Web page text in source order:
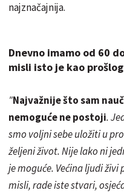
najznačajnija.
Dnevno imamo od 60
misli isto je kao
"Najvažnije što sam
nemoguće ne postoji.
smo voljni sebe uložiti u
željeni život. Nije lako ni
je moguće. Većina ljudi živi
misli, rade iste stvari,